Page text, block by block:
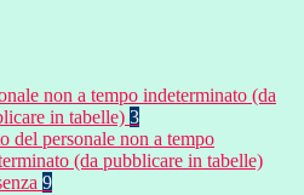
non a tempo indeterminato (da
in tabelle) 3
del personale non a tempo
(da pubblicare in tabelle)
9